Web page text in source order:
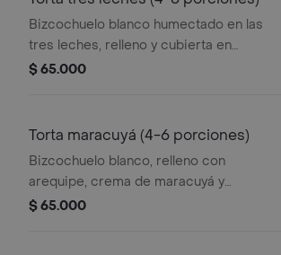
triangular o rectangular.
Bizcochuelo blanco humectado en las
tres leches, relleno y cubierta en
crema de leche, decorado con salsa
refrigerado. verificar tamano del
producto impreso en el empaque.
$ 65.000
Torta maracuyá (4-6 porciones)
Bizcochuelo blanco, relleno con
arequipe, crema de maracuyá y
chocolate, cubierta con crema y salsa
$ 65.000